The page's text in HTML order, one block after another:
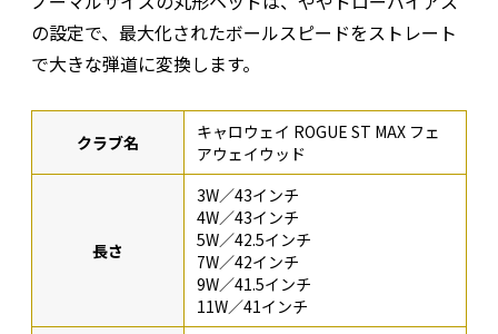
の設定で、最大化されたボールスピードをストレート
で大きな弾道に変換します。
クラブ名
キャロウェイ ROGUE ST MAX フェ
アウェイウッド
長さ
3W／43インチ
4W／43インチ
5W／42.5インチ
7W／42インチ
9W／41.5インチ
11W／41インチ